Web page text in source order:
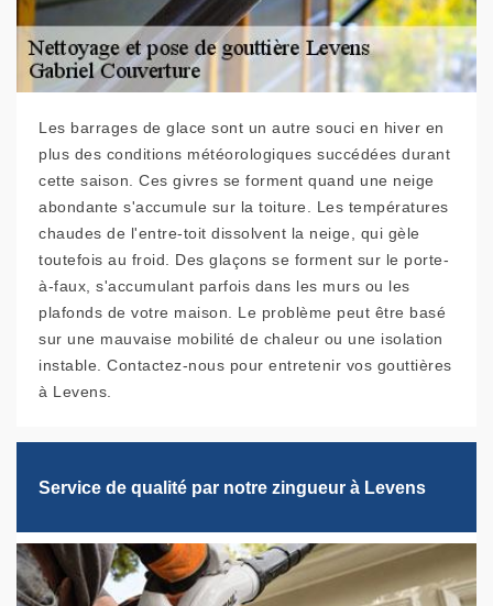
Les barrages de glace sont un autre souci en hiver en
plus des conditions météorologiques succédées durant
cette saison. Ces givres se forment quand une neige
abondante s'accumule sur la toiture. Les températures
chaudes de l'entre-toit dissolvent la neige, qui gèle
toutefois au froid. Des glaçons se forment sur le porte-
à-faux, s'accumulant parfois dans les murs ou les
plafonds de votre maison. Le problème peut être basé
sur une mauvaise mobilité de chaleur ou une isolation
instable. Contactez-nous pour entretenir vos gouttières
à Levens.
Service de qualité par notre zingueur à Levens